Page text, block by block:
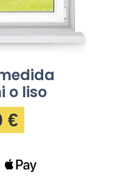
o liso
€